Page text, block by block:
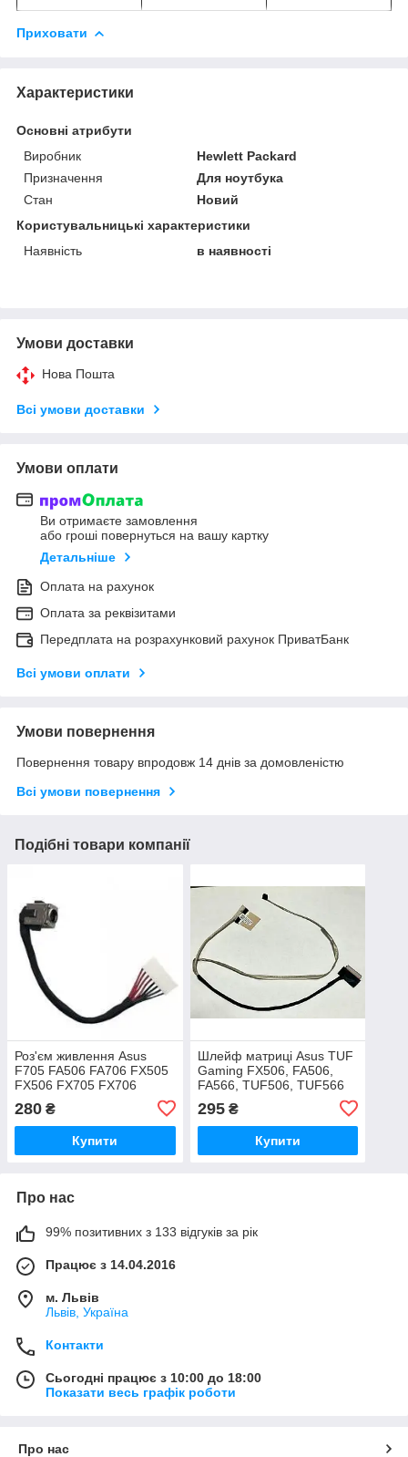
Приховати
Характеристики
Основні атрибути
Виробник
Hewlett Packard
Призначення
Для ноутбука
Стан
Новий
Користувальницькі характеристики
Наявність
в наявності
Умови доставки
Нова Пошта
Всі умови доставки
Умови оплати
Ви отримаєте замовлення
або гроші повернуться на вашу картку
Детальніше
Оплата на рахунок
Оплата за реквізитами
Передплата на розрахунковий рахунок ПриватБанк
Всі умови оплати
Умови повернення
Повернення товару впродовж 14 днів за домовленістю
Всі умови повернення
Подібні товари компанії
Роз'єм живлення Asus
F705 FA506 FA706 FX505
FX506 FX705 FX706
кабелем, 6.0*3.7)
280 ₴
Купити
Шлейф матриці Asus TUF
Gaming FX506, FA506,
FA566, TUF506, TUF566
03400200
295₴
Купити
Про нас
99% позитивних з 133 відгуків за рік
Працює з 14.04.2016
м. Львів
Львів, Україна
Контакти
Сьогодні працює з 10:00 до 18:00
Показати весь графік роботи
Про нас